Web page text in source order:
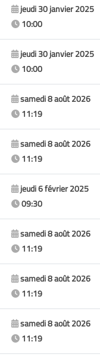
jeudi 30 janvier 2025
10:00
jeudi 30 janvier 2025
10:00
samedi 8 août 2026
11:19
samedi 8 août 2026
11:19
jeudi 6 février 2025
09:30
samedi 8 août 2026
11:19
samedi 8 août 2026
11:19
samedi 8 août 2026
11:19